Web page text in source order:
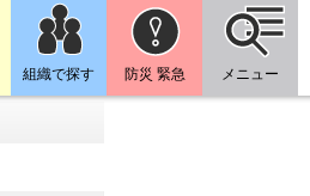
組織で探す 防災 緊急 メニュー